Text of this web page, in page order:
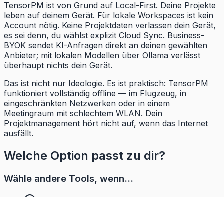
TensorPM ist von Grund auf Local-First. Deine Projekte
leben auf deinem Gerät. Für lokale Workspaces ist kein
Account nötig. Keine Projektdaten verlassen dein Gerät,
es sei denn, du wählst explizit Cloud Sync. Business-
BYOK sendet KI-Anfragen direkt an deinen gewählten
Anbieter; mit lokalen Modellen über Ollama verlässt
überhaupt nichts dein Gerät.
Das ist nicht nur Ideologie. Es ist praktisch: TensorPM
funktioniert vollständig offline — im Flugzeug, in
eingeschränkten Netzwerken oder in einem
Meetingraum mit schlechtem WLAN. Dein
Projektmanagement hört nicht auf, wenn das Internet
ausfällt.
Welche Option passt zu dir?
Wähle andere Tools, wenn...